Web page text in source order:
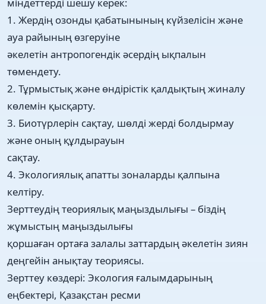
1. Жердің озонды қабатынының күйзелісін және
ауа райының өзгеруіне
әкелетін антропогендік әсердің ықпалын
төмендету.
2. Тұрмыстық және өндірістік қалдықтың жиналу
көлемін қысқарту.
3. Биотүрлерін сақтау, шөлді жерді болдырмау
және оның құлдырауын
сақтау.
4. Экологиялық апатты зоналарды қалпына
келтіру.
Зерттеудің теориялық маңыздылығы – біздің
жұмыстың маңыздылығы
қоршаған ортаға залалы заттардың әкелетін зиян
деңгейін анықтау теориясы.
Зерттеу көздері: Экология ғалымдарының
еңбектері, Қазақстан ресми